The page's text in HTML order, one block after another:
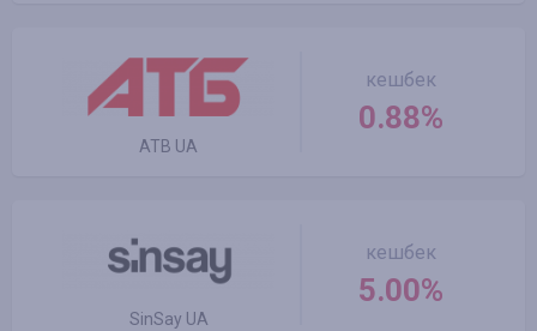
ATB UA
кешбек
0.88%
SinSay UA
кешбек
5.00%